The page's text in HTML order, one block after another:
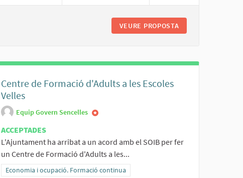
VEURE PROPOSTA
Centre de Formació d'Adults a les Escoles
Velles
Equip Govern Sencelles
ACCEPTADES
L'Ajuntament ha arribat a un acord amb el SOIB per fer
un Centre de Formació d'Adults a les...
Resultats al filtrar per la categoria: Economia i ocupació. Formació continua
Economia i ocupació. Formació continua